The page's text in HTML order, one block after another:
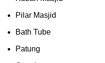
Pilar Masjid
Bath Tube
Patung